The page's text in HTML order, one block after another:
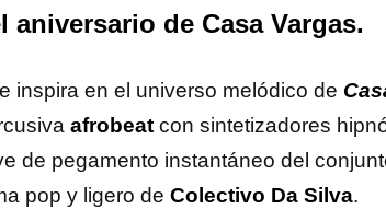
aniversario de Casa Vargas.
inspira en el universo melódico de
afrobeat con sintetizadores
de pegamento instantáneo del
pop y ligero de Colectivo Da Silva.